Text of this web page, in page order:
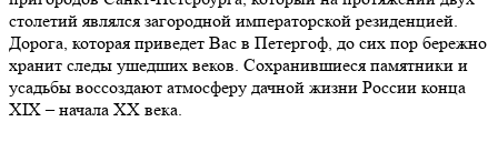
столетий являлся загородной императорской резиденцией.
Дорога, которая приведет Вас в Петергоф, до сих пор бережно
хранит следы ушедших веков. Сохранившиеся памятники и
усадьбы воссоздают атмосферу дачной жизни России конца
XIX – начала XX века.